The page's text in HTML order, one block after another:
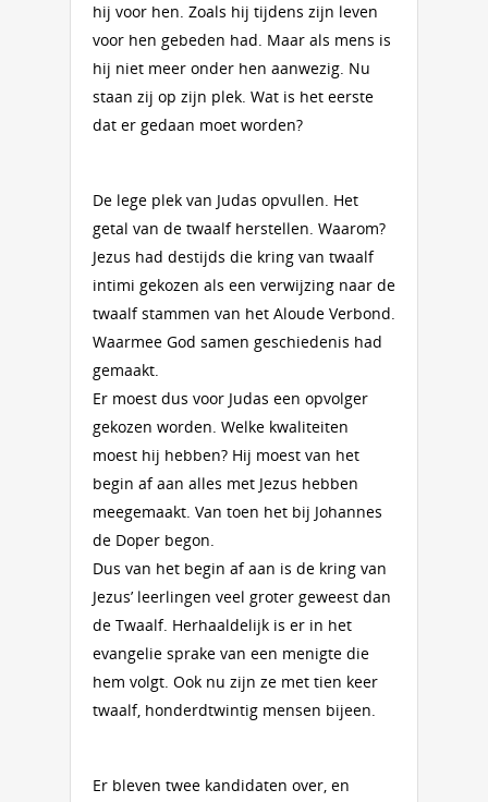
hij voor hen. Zoals hij tijdens zijn leven
voor hen gebeden had. Maar als mens is
hij niet meer onder hen aanwezig. Nu
staan zij op zijn plek. Wat is het eerste
dat er gedaan moet worden?
De lege plek van Judas opvullen. Het
getal van de twaalf herstellen. Waarom?
Jezus had destijds die kring van twaalf
intimi gekozen als een verwijzing naar de
twaalf stammen van het Aloude Verbond.
Waarmee God samen geschiedenis had
gemaakt.
Er moest dus voor Judas een opvolger
gekozen worden. Welke kwaliteiten
moest hij hebben? Hij moest van het
begin af aan alles met Jezus hebben
meegemaakt. Van toen het bij Johannes
de Doper begon.
Dus van het begin af aan is de kring van
Jezus’ leerlingen veel groter geweest dan
de Twaalf. Herhaaldelijk is er in het
evangelie sprake van een menigte die
hem volgt. Ook nu zijn ze met tien keer
twaalf, honderdtwintig mensen bijeen.
Er bleven twee kandidaten over, en